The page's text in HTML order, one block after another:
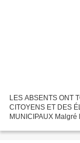
LES ABSENTS ONT TOUJOURS TORT
CITOYENS ET DES
MUNICIPAUX Malgré